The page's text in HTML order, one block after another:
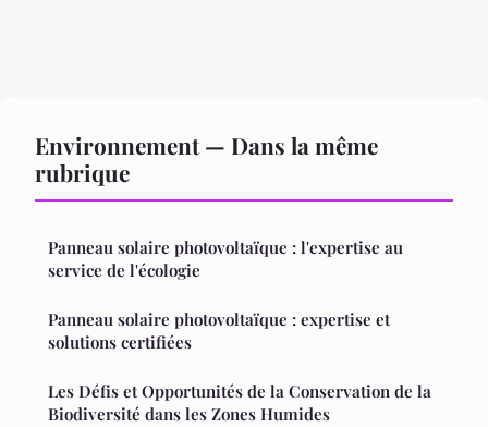
Environnement — Dans la même
rubrique
Panneau solaire photovoltaïque : l'expertise au
service de l'écologie
Panneau solaire photovoltaïque : expertise et
solutions certifiées
Les Défis et Opportunités de la Conservation de la
Biodiversité dans les Zones Humides